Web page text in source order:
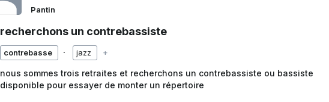
Pantin
recherchons un contrebassiste
contrebasse ∙ jazz +
nous sommes trois retraites et recherchons un contrebassiste ou bassiste
disponible pour essayer de monter un répertoire